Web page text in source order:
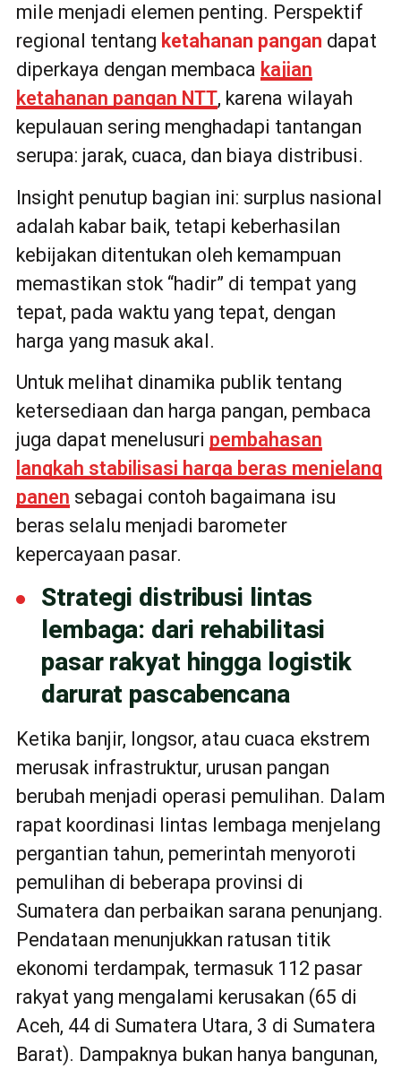
mile menjadi elemen penting. Perspektif
regional tentang ketahanan pangan dapat
diperkaya dengan membaca kajian
ketahanan pangan NTT, karena wilayah
kepulauan sering menghadapi tantangan
serupa: jarak, cuaca, dan biaya distribusi.
Insight penutup bagian ini: surplus nasional
adalah kabar baik, tetapi keberhasilan
kebijakan ditentukan oleh kemampuan
memastikan stok “hadir” di tempat yang
tepat, pada waktu yang tepat, dengan
harga yang masuk akal.
Untuk melihat dinamika publik tentang
ketersediaan dan harga pangan, pembaca
juga dapat menelusuri pembahasan
langkah stabilisasi harga beras menjelang
panen sebagai contoh bagaimana isu
beras selalu menjadi barometer
kepercayaan pasar.
Strategi distribusi lintas
lembaga: dari rehabilitasi
pasar rakyat hingga logistik
darurat pascabencana
Ketika banjir, longsor, atau cuaca ekstrem
merusak infrastruktur, urusan pangan
berubah menjadi operasi pemulihan. Dalam
rapat koordinasi lintas lembaga menjelang
pergantian tahun, pemerintah menyoroti
pemulihan di beberapa provinsi di
Sumatera dan perbaikan sarana penunjang.
Pendataan menunjukkan ratusan titik
ekonomi terdampak, termasuk 112 pasar
rakyat yang mengalami kerusakan (65 di
Aceh, 44 di Sumatera Utara, 3 di Sumatera
Barat). Dampaknya bukan hanya bangunan,